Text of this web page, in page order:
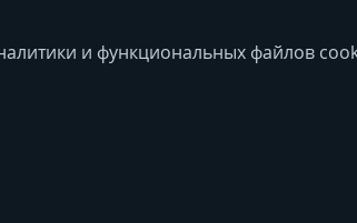
и функциональных файлов